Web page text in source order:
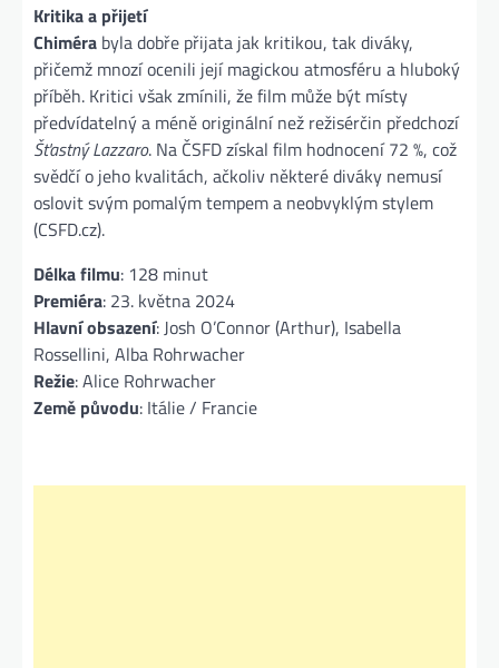
Kritika a přijetí
Chiméra byla dobře přijata jak kritikou, tak diváky,
přičemž mnozí ocenili její magickou atmosféru a hluboký
příběh. Kritici však zmínili, že film může být místy
předvídatelný a méně originální než režisérčin předchozí
Šťastný Lazzaro. Na ČSFD získal film hodnocení 72 %, což
svědčí o jeho kvalitách, ačkoliv některé diváky nemusí
oslovit svým pomalým tempem a neobvyklým stylem​
(CSFD.cz).
Délka filmu: 128 minut
Premiéra: 23. května 2024
Hlavní obsazení: Josh O’Connor (Arthur), Isabella
Rossellini, Alba Rohrwacher
Režie: Alice Rohrwacher
Země původu: Itálie / Francie